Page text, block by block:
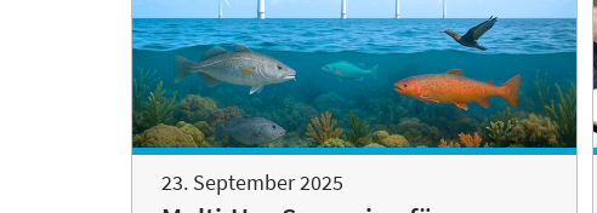
23. September 2025